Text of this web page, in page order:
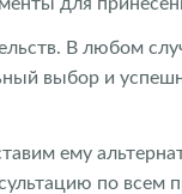
В любом
выбор и
ему
по всем